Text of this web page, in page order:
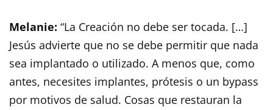
Melanie: “La Creación no debe ser tocada. […]
Jesús advierte que no se debe permitir que nada
sea implantado o utilizado. A menos que, como
antes, necesites implantes, prótesis o un bypass
por motivos de salud. Cosas que restauran la